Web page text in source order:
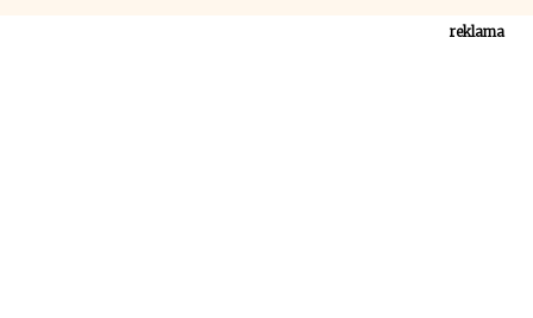
reklama